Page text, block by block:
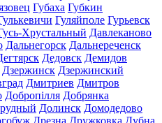
Губаха Губкин
Гуляйполе Гурьевск
Хрустальный Давлеканово
Дальнегорск Дальнереченск
Дедовск Демидов
Дзержинск Дзержинский
Дмитриев Дмитров
Добропілля Добрянка
Долинск Домодедово
Дрезна Дружковка Дубна